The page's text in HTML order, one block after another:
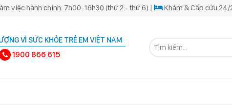
việc hành chính: 7h00-16h30 (thứ 2 - thứ 6) | Khám & Cấp cứu 24/
VÌ SỨC KHỎE TRẺ EM VIỆT NAM
1900 866 615